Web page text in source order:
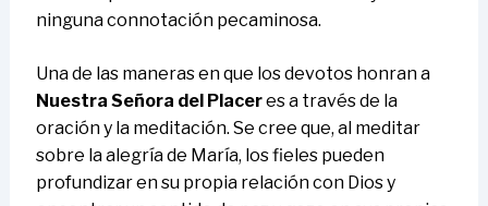
ninguna connotación pecaminosa.
Una de las maneras en que los devotos honran a
Nuestra Señora del Placeres a través de la
oración y la meditación. Se cree que, al meditar
sobre la alegría de María, los fieles pueden
profundizar en su propia relación con Dios y